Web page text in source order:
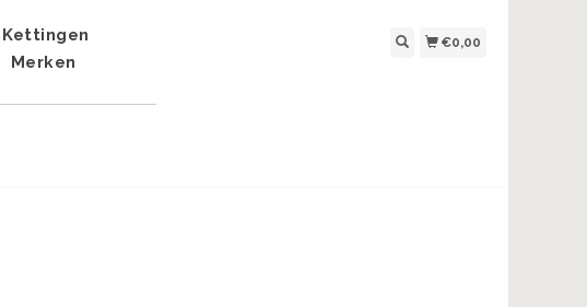
Kettingen
Merken
€0,00